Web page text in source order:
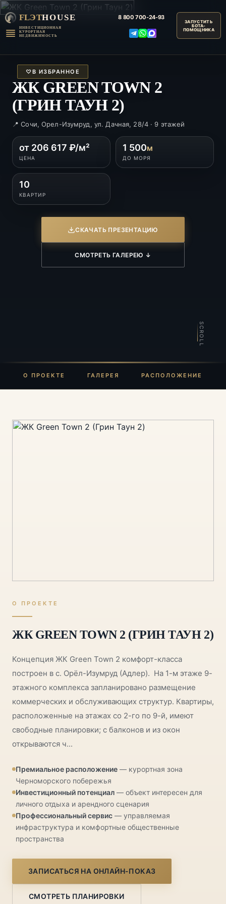
FLЭTHOUSE
ИНВЕСТИЦИОННАЯ
КУРОРТНАЯ
НЕДВИЖИМОСТЬ
8 800 700-24-93
SCROLL
♡В ИЗБРАННОЕ
ЖК GREEN TOWN 2
(ГРИН ТАУН 2)
📍 Сочи, Орел-Изумруд, ул. Дачная, 28/4 · 9 этажей
от 206 617 ₽/м²
ЦЕНА
1 500м
ДО МОРЯ
10
КВАРТИР
СКАЧАТЬ ПРЕЗЕНТАЦИЮ
СМОТРЕТЬ ГАЛЕРЕЮ ↓
О ПРОЕКТЕ ГАЛЕРЕЯ РАСПОЛОЖЕНИЕ
О ПРОЕКТЕ
ЖК GREEN TOWN 2 (ГРИН ТАУН 2)
Концепция ЖК Green Town 2 комфорт-класса
построен в с. Орёл-Изумруд (Адлер). На 1-м этаже 9-
этажного комплекса запланировано размещение
коммерческих и обслуживающих структур. Квартиры,
расположенные на этажах со 2-го по 9-й, имеют
свободные планировки; с балконов и из окон
открываются ч...
Премиальное расположение — курортная зона
Черноморского побережья
Инвестиционный потенциал — объект интересен для
личного отдыха и арендного сценария
Профессиональный сервис — управляемая
инфраструктура и комфортные общественные
пространства
ЗАПИСАТЬСЯ НА ОНЛАЙН-ПОКАЗ
СМОТРЕТЬ ПЛАНИРОВКИ